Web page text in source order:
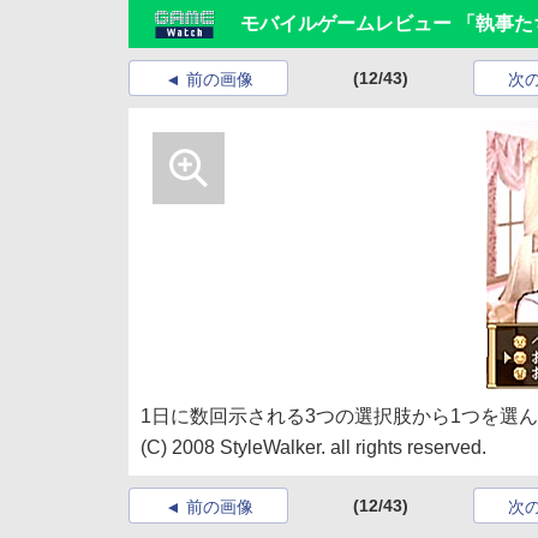
モバイルゲームレビュー 「執事た
前の画像 (12/43) 次
1日に数回示される3つの選択肢から1つを選
(C) 2008 StyleWalker. all rights reserved.
前の画像 (12/43) 次